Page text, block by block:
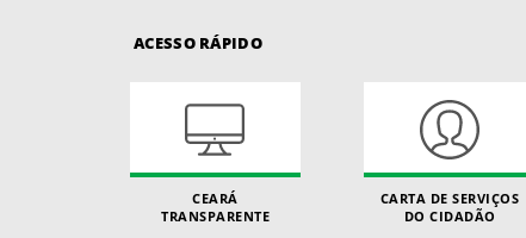
ACESSO RÁPIDO
CEARÁ
TRANSPARENTE
CARTA DE SERVIÇOS
DO CIDADÃO